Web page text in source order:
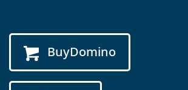
BuyDomino